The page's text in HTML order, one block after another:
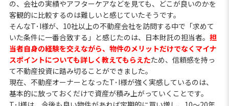
の、会社の実績やアフターケアなどを見ても、どこが良いのかを
客観的に比較するのは難しいと感じていたそうです。
そんなT･I様が、10社以上の不動産会社を訪問する中で「求めて
いた条件に一番合致する」と感じたのは、日本財託の担当者。 担
当者自身の経験を交えながら、物件のメリットだけでなくマイナ
スポイントについても詳しく教えてもらえたため、信頼感を持っ
て不動産投資に踏み切ることができました。
現在、不動産オーナーとなったT･I様が強く実感しているのは、
基本的に放っておくだけで資産が積み上がっていくことです。